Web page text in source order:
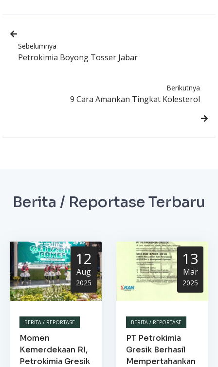
Sebelumnya
Petrokimia Boyong Tosser Jabar
Berikutnya
9 Cara Amankan Tingkat Kolesterol
Berita / Reportase Terbaru
12
Aug
2025
BERITA / REPORTASE
Momen
Kemerdekaan RI,
Petrokimia Gresik
13
Mar
2025
BERITA / REPORTASE
PT Petrokimia
Gresik Berhasil
Mempertahankan